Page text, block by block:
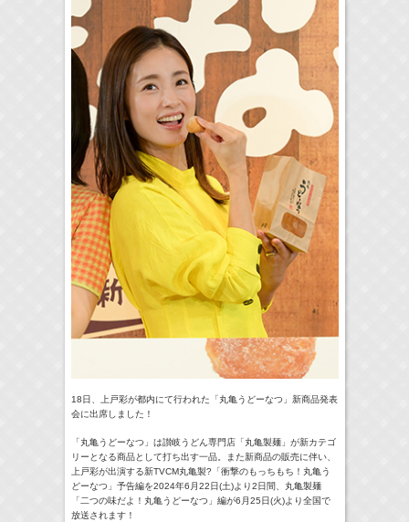
18日、上戸彩が都内にて行われた「丸亀うどーなつ」 新商品発表
会に出席しました！
「丸亀うどーなつ」は讃岐うどん専門店「丸亀製麺」が新カテゴ
リーとなる商品として打ち出す一品。また新商品の販売に伴い、
上戸彩が出演する新TVCM丸亀製?「衝撃のもっちもち！丸亀う
どーなつ」予告編を2024年6月22日(土)より2日間、丸亀製麺
「二つの味だよ！丸亀うどーなつ」編が6月25日(火)より全国で
放送されます！